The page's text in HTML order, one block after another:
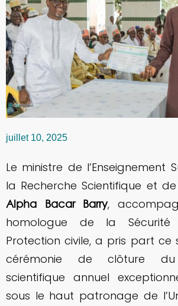
juillet 10, 2025
Le ministre de l’Enseignement
la Recherche Scientifique et de
Alpha Bacar Barry,
homologue de la
Protection civile, a pris part ce
cérémonie de clôture du
scientifique annuel
sous le haut patronage de